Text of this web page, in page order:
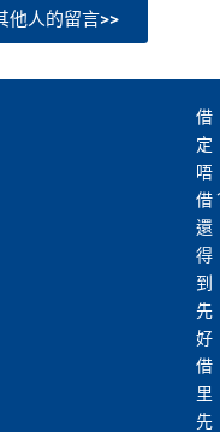
他人的留言>>
借
定
唔
借
還
得
到
先
好
借
里
先